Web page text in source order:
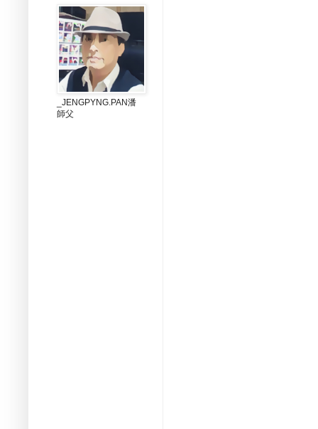
_JENGPYNG.PAN潘
師父